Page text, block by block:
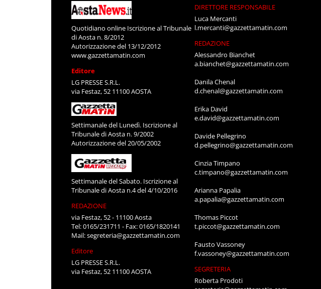
Quotidiano online Iscrizione al Tribunale
di Aosta n. 8/2012
Autorizzazione del 13/12/2012
www.gazzettamatin.com
Editore
LG PRESSE S.R.L.
via Festaz, 52 11100 AOSTA
Settimanale del Lunedì. Iscrizione al
Tribunale di Aosta n. 9/2002
Autorizzazione del 20/05/2002
Settimanale del Sabato. Iscrizione al
Tribunale di Aosta n.4 del 4/10/2016
REDAZIONE
via Festaz, 52 - 11100 Aosta
Tel: 0165/231711 - Fax: 0165/1820141
Mail:segreteria@gazzettamatin.com
Editore
LG PRESSE S.R.L.
via Festaz, 52 11100 AOSTA
DIRETTORE RESPONSABILE
Luca Mercanti
l.mercanti@gazzettamatin.com
REDAZIONE
Alessandro Bianchet
a.bianchet@gazzettamatin.com
Danila Chenal
d.chenal@gazzettamatin.com
Erika David
e.david@gazzettamatin.com
Davide Pellegrino
d.pellegrino@gazzettamatin.com
Cinzia Timpano
c.timpano@gazzettamatin.com
Arianna Papalia
a.papalia@gazzettamatin.com
Thomas Piccot
t.piccot@gazzettamatin.com
Fausto Vassoney
f.vassoney@gazzettamatin.com
SEGRETERIA
Roberta Prodoti